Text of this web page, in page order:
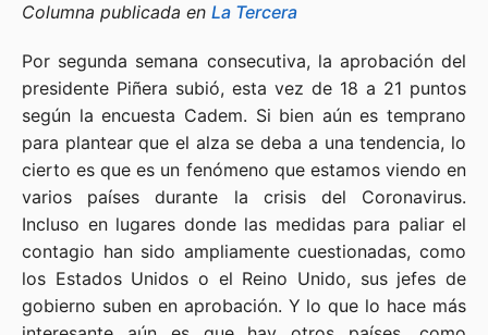
Columna publicada en La Tercera
Por segunda semana consecutiva, la aprobación del
presidente Piñera subió, esta vez de 18 a 21 puntos
según la encuesta Cadem. Si bien aún es temprano
para plantear que el alza se deba a una tendencia, lo
cierto es que es un fenómeno que estamos viendo en
varios países durante la crisis del Coronavirus.
Incluso en lugares donde las medidas para paliar el
contagio han sido ampliamente cuestionadas, como
los Estados Unidos o el Reino Unido, sus jefes de
gobierno suben en aprobación. Y lo que lo hace más